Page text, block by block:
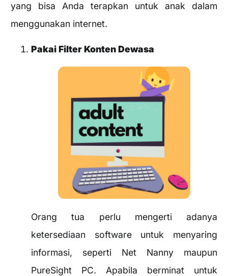
yang bisa Anda terapkan untuk anak dalam
menggunakan internet.
Pakai Filter Konten Dewasa
Orang tua perlu mengerti adanya
ketersediaan software untuk menyaring
informasi, seperti Net Nanny maupun
PureSight PC. Apabila berminat untuk